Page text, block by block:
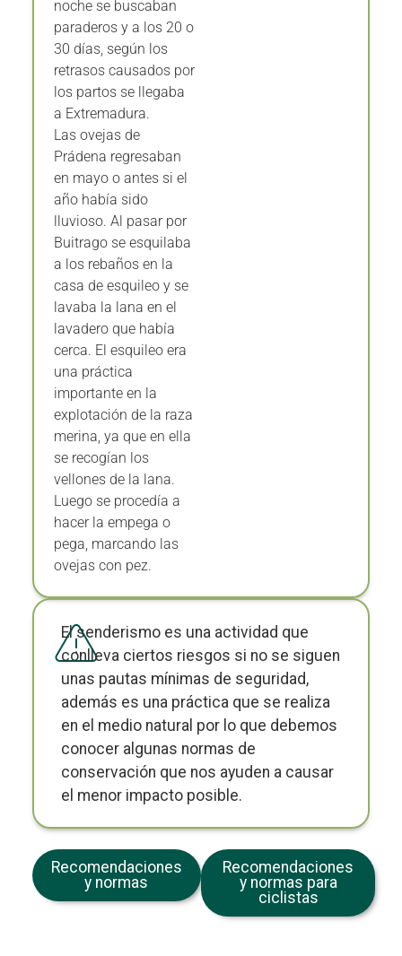
paraderos y a los 20 o
30 días, según los
retrasos causados por
los partos se llegaba
a Extremadura.
Las ovejas de
Prádena regresaban
en mayo o antes si el
año había sido
lluvioso. Al pasar por
Buitrago se esquilaba
a los rebaños en la
casa de esquileo y se
lavaba la lana en el
lavadero que había
cerca. El esquileo era
una práctica
importante en la
explotación de la raza
merina, ya que en ella
se recogían los
vellones de la lana.
Luego se procedía a
hacer la empega o
pega, marcando las
ovejas con pez.
El senderismo es una actividad que
conlleva ciertos riesgos si no se siguen
unas pautas mínimas de seguridad,
además es una práctica que se realiza
en el medio natural por lo que debemos
conocer algunas normas de
conservación que nos ayuden a causar
el menor impacto posible.
Recomendaciones
y normas
Recomendaciones
y normas para
ciclistas